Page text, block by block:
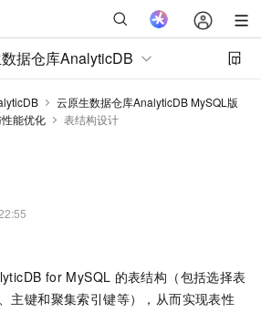
据仓库AnalyticDB
云原生数据仓库AnalyticDB MySQL版
能优化 表结构设计
for MySQL 的表结构（包括选择表
主键和聚集索引键等），从而实现表性